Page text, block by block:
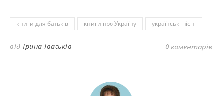
книги для батьків книги про Україну українські пісні
від Ірина Іваськів 0 коментарів